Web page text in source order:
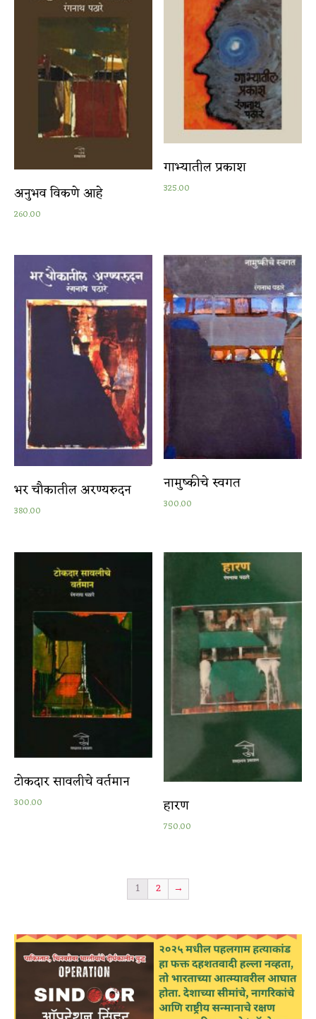
अनुभव विकणे आहे
260.00
गाभ्यातील प्रकाश
325.00
भर चौकातील अरण्यरुदन
380.00
नामुष्कीचे स्वगत
300.00
टोकदार सावलीचे वर्तमान
300.00 हारण
750.00
1 2 →